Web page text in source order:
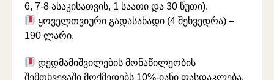
6, 7-8 ასაკისათვის, 1 საათი და 30 წუთი).
ყოველთვიური გადასახადი (4 შეხვედრა) –
190 ლარი.
დედმამიშვილების მონაწილეობის
შემთხვევაში მოქმედებს 10%-იანი ფასდაკლება.